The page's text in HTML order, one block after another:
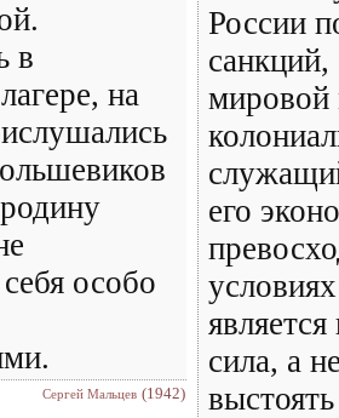
в
на
особо
Сергей Мальцев (1942)
России
санкций,
мировой
его
сила, а